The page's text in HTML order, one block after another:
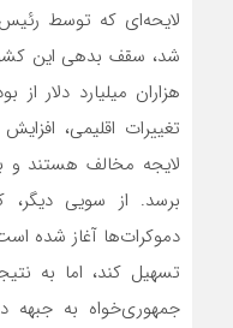
لایحه‌ای که توسط
هزاران میلیارد دلار از
تغییرات اقلیمی،
لایجه مخالف هستند و
برسد. از سویی دیگر،
دموکرات‌ها آغاز شده
جمهوری‌خواه به جبهه